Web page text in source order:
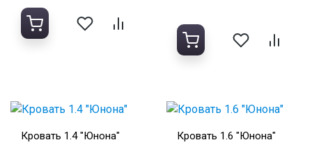
Кровать 1.4 "Юнона" Кровать 1.6 "Юнона"